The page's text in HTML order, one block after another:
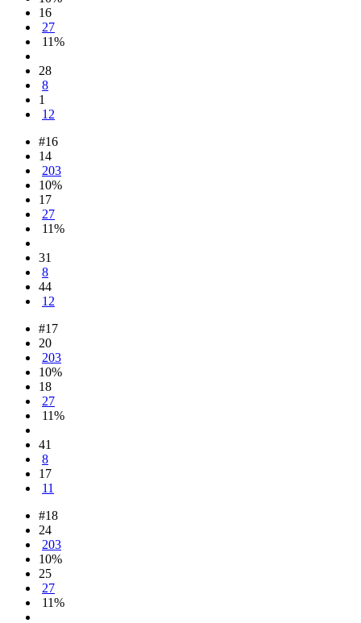
16
27
11%
28
8
1
12
#16
14
203
10%
17
27
11%
31
8
44
12
#17
20
203
10%
18
27
11%
41
8
17
11
#18
24
203
10%
25
27
11%